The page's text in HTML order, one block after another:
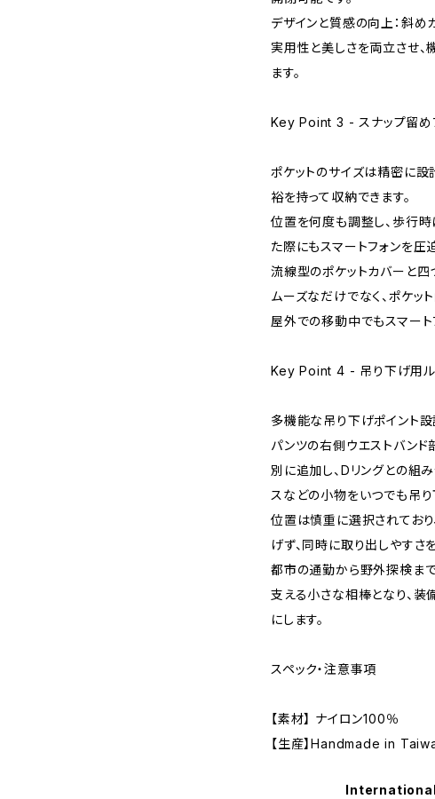
デザインと質感の向上：斜め
実用性と美しさを両立させ
ます。
Key Point 3 - スナップ留め
ポケットのサイズは精密に
裕を持って収納できます。
位置を何度も調整し、歩行
た際にもスマートフォンを圧
流線型のポケットカバーと四
ムーズなだけでなく、ポケッ
屋外での移動中でもスマート
Key Point 4 - 吊り下げ用
多機能な吊り下げポイント設
パンツの右側ウエストバン
別に追加し、Dリングとの組
スなどの小物をいつでも吊り
位置は慎重に選択されており
げず、同時に取り出しやすさ
都市の通勤から野外探検ま
支える小さな相棒となり、装
にします。
スペック・注意事項
【素材】 ナイロン100％
【生産】Handmade in